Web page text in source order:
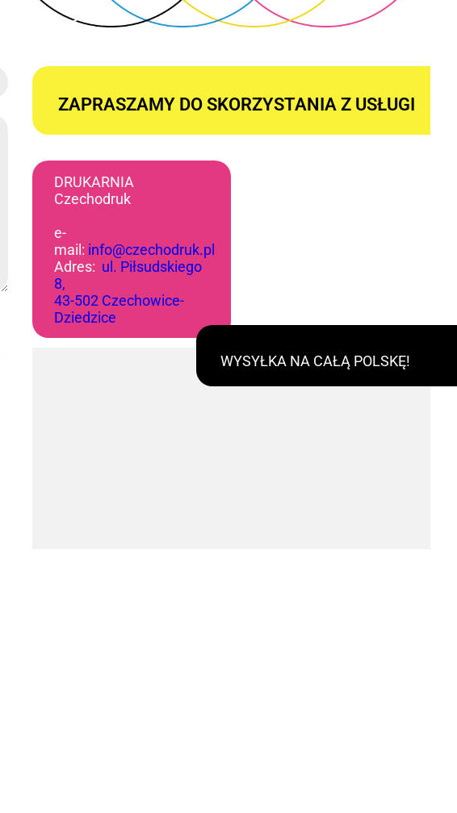
WYSYŁKA NA CAŁĄ POLSKĘ!
ZAPRASZAMY DO SKORZYSTANIA Z USŁUGI
DRUKARNIA
Czechodruk
e-
mail: info@czechodruk.pl
Adres: ul. Piłsudskiego
8,
43-502 Czechowice-
Dziedzice